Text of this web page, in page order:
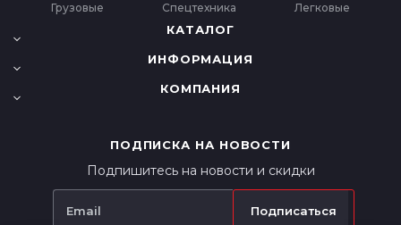
Грузовые Спецтехника Легковые
КАТАЛОГ
ИНФОРМАЦИЯ
КОМПАНИЯ
ПОДПИСКА НА НОВОСТИ
Подпишитесь на новости и скидки
Подписаться